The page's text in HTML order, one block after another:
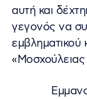
αυτή και
γεγονός να
εμβληματικού